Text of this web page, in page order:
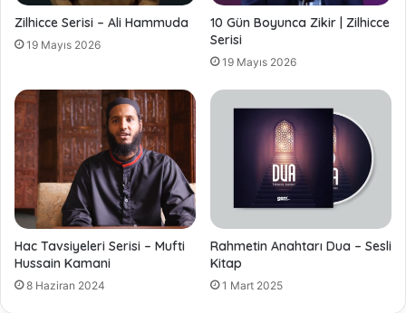
Zilhicce Serisi – Ali Hammuda
19 Mayıs 2026
10 Gün Boyunca Zikir | Zilhicce
Serisi
19 Mayıs 2026
Hac Tavsiyeleri Serisi – Mufti
Hussain Kamani
8 Haziran 2024
Rahmetin Anahtarı Dua – Sesli
Kitap
1 Mart 2025